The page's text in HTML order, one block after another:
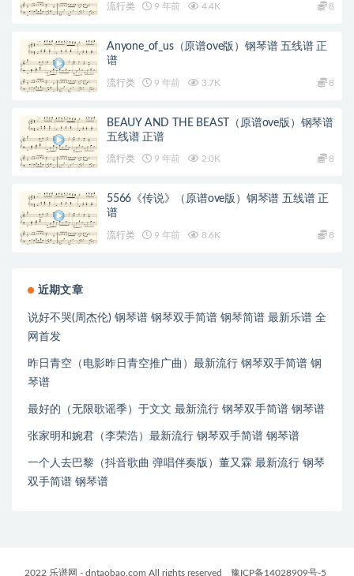
流行类 9 年前 4.4K 8
Anyone_of_us（原谱ove版）钢琴谱 五线谱 正
谱
流行类 9 年前 3.7K 8
BEAUY AND THE BEAST（原谱ove版）钢琴谱
五线谱 正谱
流行类 9 年前 2.0K 8
5566《传说》（原谱ove版）钢琴谱 五线谱 正
谱
流行类 9 年前 8.6K 8
近期文章
说好不哭(周杰伦) 钢琴谱 钢琴双手简谱 钢琴简谱 最新乐谱 全
网首发
昨日青空（电影昨日青空推广曲）最新流行 钢琴双手简谱 钢
琴谱
最好的（无限歌谣季）于文文 最新流行 钢琴双手简谱 钢琴谱
张家明和婉君（李荣浩）最新流行 钢琴双手简谱 钢琴谱
一个人去巴黎（抖音歌曲 弹唱伴奏版）董又霖 最新流行 钢琴
双手简谱 钢琴谱
2022 乐谱网 - dntaobao.com All rights reserved 豫ICP备14028909号-5